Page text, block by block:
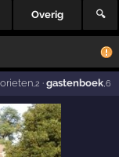
Overig 🔍
,2 · gastenboek,6